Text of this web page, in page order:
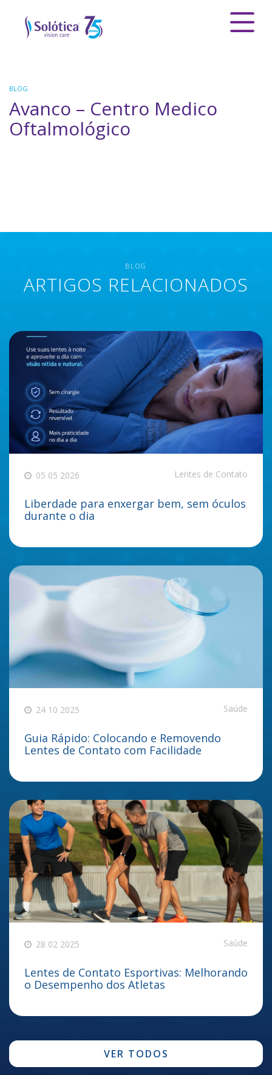
BLOG
Avanco – Centro Medico
Oftalmológico
BLOG
ARTIGOS RELACIONADOS
05 05 2026 Lentes de Contato
Liberdade para enxergar bem, sem óculos
durante o dia
24 10 2025 Saúde
Guia Rápido: Colocando e Removendo
Lentes de Contato com Facilidade
28 02 2025 Saúde
Lentes de Contato Esportivas: Melhorando
o Desempenho dos Atletas
VER TODOS